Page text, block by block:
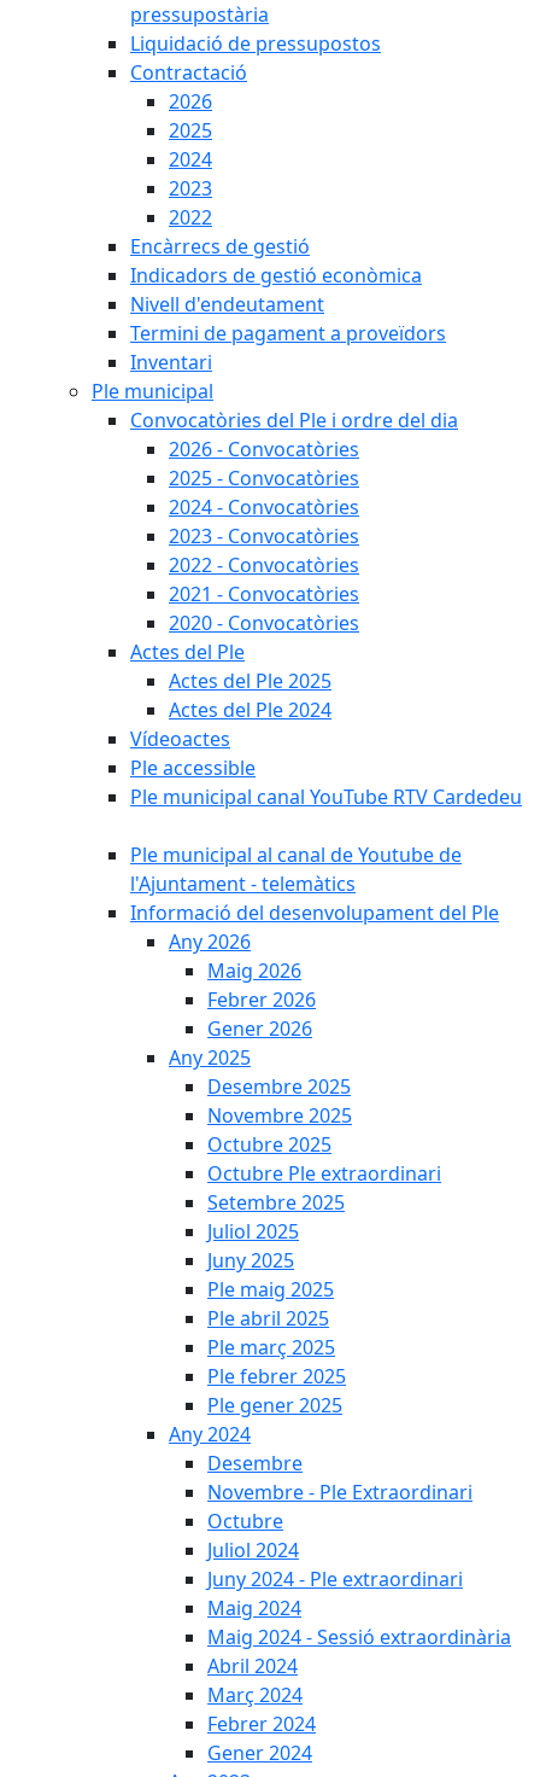
pressupostària
Liquidació de pressupostos
Contractació
2026
2025
2024
2023
2022
Encàrrecs de gestió
Indicadors de gestió econòmica
Nivell d'endeutament
Termini de pagament a proveïdors
Inventari
Ple municipal
Convocatòries del Ple i ordre del dia
2026 - Convocatòries
2025 - Convocatòries
2024 - Convocatòries
2023 - Convocatòries
2022 - Convocatòries
2021 - Convocatòries
2020 - Convocatòries
Actes del Ple
Actes del Ple 2025
Actes del Ple 2024
Vídeoactes
Ple accessible
Ple municipal canal YouTube RTV Cardedeu
Ple municipal al canal de Youtube de
l'Ajuntament - telemàtics
Informació del desenvolupament del Ple
Any 2026
Maig 2026
Febrer 2026
Gener 2026
Any 2025
Desembre 2025
Novembre 2025
Octubre 2025
Octubre Ple extraordinari
Setembre 2025
Juliol 2025
Juny 2025
Ple maig 2025
Ple abril 2025
Ple març 2025
Ple febrer 2025
Ple gener 2025
Any 2024
Desembre
Novembre - Ple Extraordinari
Octubre
Juliol 2024
Juny 2024 - Ple extraordinari
Maig 2024
Maig 2024 - Sessió extraordinària
Abril 2024
Març 2024
Febrer 2024
Gener 2024